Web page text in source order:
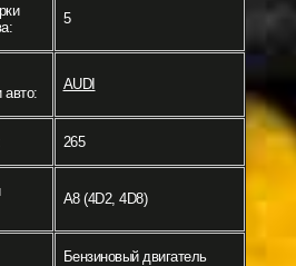
5
авто:
AUDI
265
A8 (4D2, 4D8)
Бензиновый двигатель